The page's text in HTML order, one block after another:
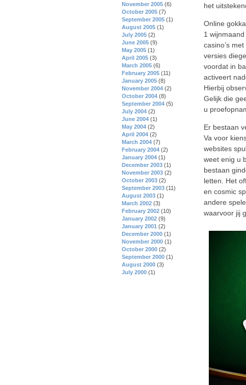
het
Online
1
casino’s
versies
voordat in
activeert
Hierbij
Gelijk die
u
Er bestaan
Va voor
websites
weet enig u
bestaan
letten. Het
en cosmic
andere
waarvoor jij
November 2005 (6)
October 2005 (7)
September 2005 (1)
August 2005 (1)
July 2005 (2)
June 2005 (9)
May 2005 (1)
April 2005 (3)
March 2005 (6)
February 2005 (11)
January 2005 (8)
November 2004 (2)
October 2004 (8)
September 2004 (5)
July 2004 (2)
June 2004 (1)
May 2004 (2)
April 2004 (2)
March 2004 (7)
February 2004 (2)
January 2004 (1)
December 2003 (1)
November 2003 (2)
October 2003 (2)
September 2003 (11)
August 2003 (1)
March 2002 (3)
February 2002 (10)
January 2002 (9)
January 2001 (2)
December 2000 (1)
November 2000 (1)
October 2000 (2)
September 2000 (1)
August 2000 (3)
July 2000 (1)